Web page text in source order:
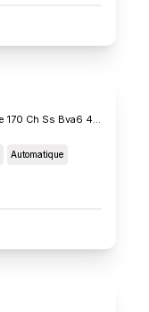
Automatique